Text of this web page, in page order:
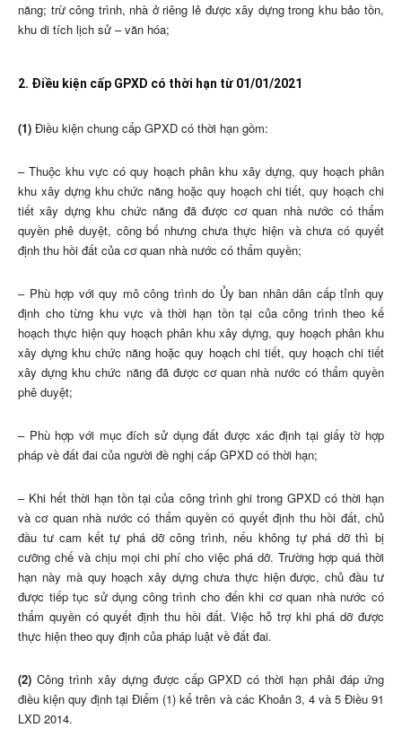
năng; trừ công trình, nhà ở riêng lẻ được xây dựng trong khu bảo tồn,
khu di tích lịch sử – văn hóa;
2. Điều kiện cấp GPXD có thời hạn từ 01/01/2021
(1) Điều kiện chung cấp GPXD có thời hạn gồm:
– Thuộc khu vực có quy hoạch phân khu xây dựng, quy hoạch phân
khu xây dựng khu chức năng hoặc quy hoạch chi tiết, quy hoạch chi
tiết xây dựng khu chức năng đã được cơ quan nhà nước có thẩm
quyền phê duyệt, công bố nhưng chưa thực hiện và chưa có quyết
định thu hồi đất của cơ quan nhà nước có thẩm quyền;
– Phù hợp với quy mô công trình do Ủy ban nhân dân cấp tỉnh quy
định cho từng khu vực và thời hạn tồn tại của công trình theo kế
hoạch thực hiện quy hoạch phân khu xây dựng, quy hoạch phân khu
xây dựng khu chức năng hoặc quy hoạch chi tiết, quy hoạch chi tiết
xây dựng khu chức năng đã được cơ quan nhà nước có thẩm quyền
phê duyệt;
– Phù hợp với mục đích sử dụng đất được xác định tại giấy tờ hợp
pháp về đất đai của người đề nghị cấp GPXD có thời hạn;
– Khi hết thời hạn tồn tại của công trình ghi trong GPXD có thời hạn
và cơ quan nhà nước có thẩm quyền có quyết định thu hồi đất, chủ
đầu tư cam kết tự phá dỡ công trình, nếu không tự phá dỡ thì bị
cưỡng chế và chịu mọi chi phí cho việc phá dỡ. Trường hợp quá thời
hạn này mà quy hoạch xây dựng chưa thực hiện được, chủ đầu tư
được tiếp tục sử dụng công trình cho đến khi cơ quan nhà nước có
thẩm quyền có quyết định thu hồi đất. Việc hỗ trợ khi phá dỡ được
thực hiện theo quy định của pháp luật về đất đai.
(2) Công trình xây dựng được cấp GPXD có thời hạn phải đáp ứng
điều kiện quy định tại Điểm (1) kể trên và các Khoản 3, 4 và 5 Điều 91
LXD 2014.